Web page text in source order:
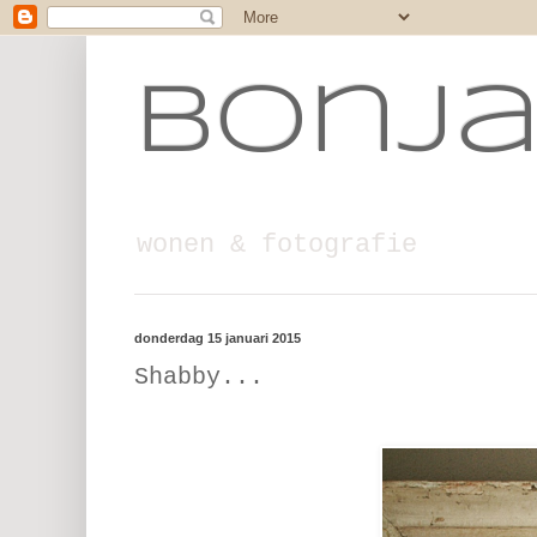
wonen & fotografie
donderdag 15 januari 2015
Shabby...